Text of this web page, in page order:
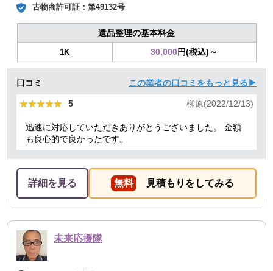
古物商許可証：第49132号
遺品整理の基本料金
1K 30,000円(税込)～
口コミ この業者の口コミをもっと見る▶
★★★★★
★★★★★ 5 柳原(2022/12/13)
迅速に対応していただきありがとうございました。 金額
も良心的で良かったです。
詳細を見る 無料 見積もりをしてみる
未来応援隊